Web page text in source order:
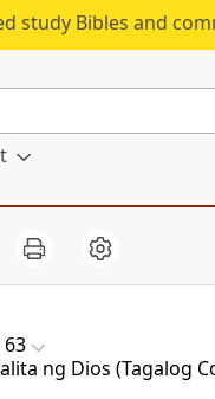
study Bibles and
63
ng Dios (Tagalog